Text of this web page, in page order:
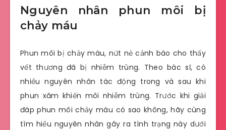
Nguyên nhân phun môi bị
chảy máu
Phun môi bị chảy máu, nứt nẻ cảnh báo cho thấy
vết thương đã bị nhiễm trùng. Theo bác sĩ, có
nhiều nguyên nhân tác động trong và sau khi
phun xăm khiến môi nhiễm trùng. Trước khi giải
đáp phun môi chảy máu có sao không, hãy cùng
tìm hiểu nguyên nhân gây ra tình trạng này dưới